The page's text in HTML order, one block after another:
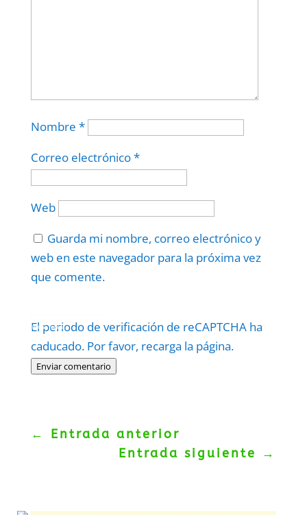
Nombre *
Correo electrónico*
Web
Guarda mi nombre, correo electrónico y
web en este navegador para la próxima vez
que comente.
El periodo de verificación de reCAPTCHA ha
caducado. Por favor, recarga la página.
Enviar comentario
Politica–Términos.
← Entrada anterior
Entrada siguiente
→